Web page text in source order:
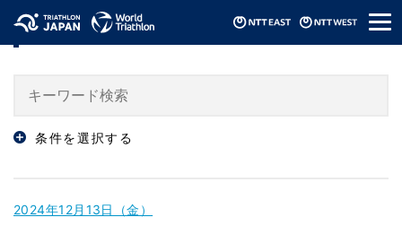
メ
ニ
「ランキング」のニュース
条件を選択する
2024年12月13日（金）